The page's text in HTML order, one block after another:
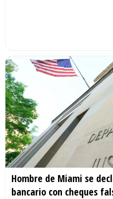
Hombre de Miami se
bancario con cheques